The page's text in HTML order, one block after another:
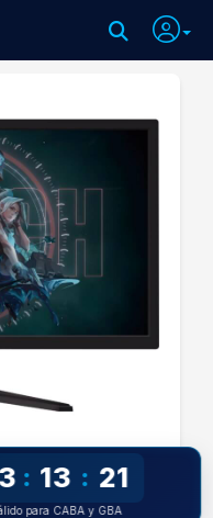
: 13 : 20
para CABA y GBA